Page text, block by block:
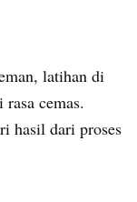
latihan di
cemas.
hasil dari proses